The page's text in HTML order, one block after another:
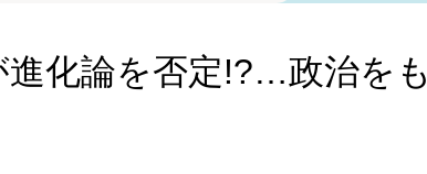
化論を否定!?…政治をも